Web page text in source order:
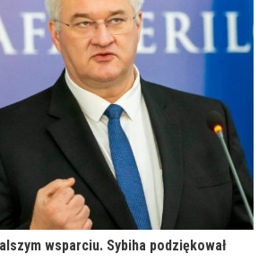
wsparciu. Sybiha podziękował